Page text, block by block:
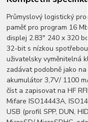
Průmyslový logistický
paměť pro program 16
displej 2.83" 240 x 320
32-bit s nízkou
uživatelsky vyměnitelná
zadávat podobně jako
akumulátor 3,7V/ 1100
číst a zapisovat na HF
Mifare ISO14443A,
USB (profil SPP, DUN,